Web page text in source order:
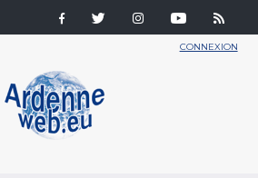
CONNEXION